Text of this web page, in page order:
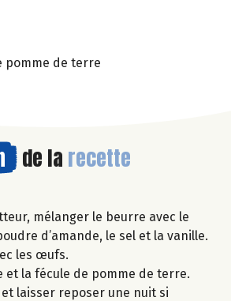
pomme de terre
de la recette
mélanger le beurre avec le
d’amande, le sel et la vanille.
les œufs.
et la fécule de pomme de terre.
et laisser reposer une nuit si